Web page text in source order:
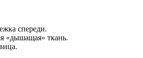
спереди.
«дышащая» ткань.